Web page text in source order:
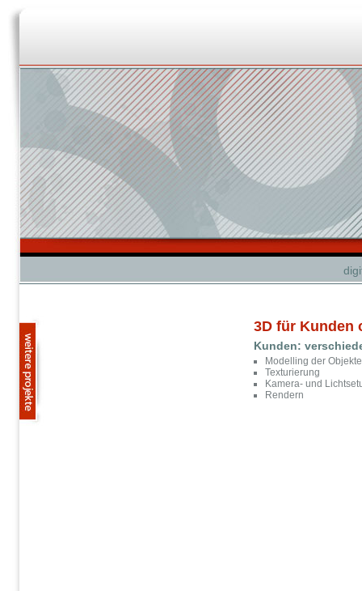
3D für Kunden
Kunden:
Modelling der Objekte
Texturierung
Kamera- und
Rendern